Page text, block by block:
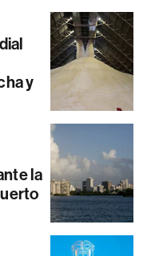
y
la